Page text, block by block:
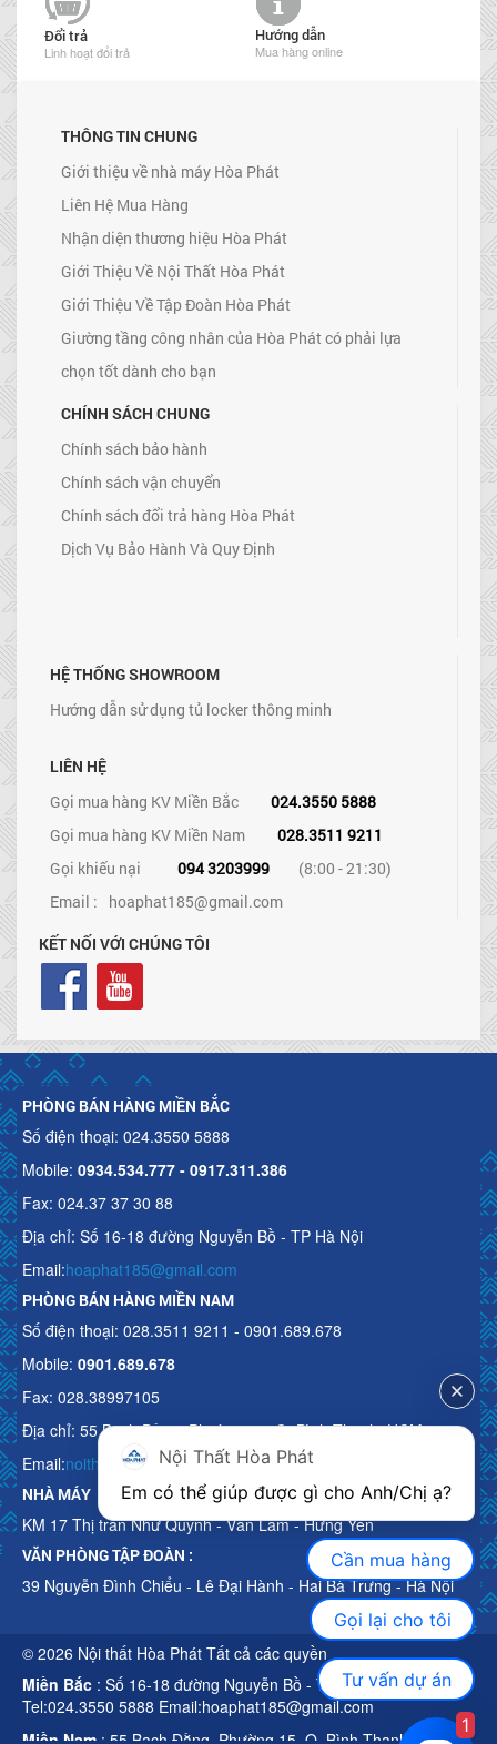
Đổi trả
Linh hoạt đổi trả
Hướng dẫn
Mua hàng online
THÔNG TIN CHUNG
Giới thiệu về nhà máy Hòa Phát
Liên Hệ Mua Hàng
Nhận diện thương hiệu Hòa Phát
Giới Thiệu Về Nội Thất Hòa Phát
Giới Thiệu Về Tập Đoàn Hòa Phát
Giường tầng công nhân của Hòa Phát có phải lựa
chọn tốt dành cho bạn
CHÍNH SÁCH CHUNG
Chính sách bảo hành
Chính sách vận chuyển
Chính sách đổi trả hàng Hòa Phát
Dịch Vụ Bảo Hành Và Quy Định
HỆ THỐNG SHOWROOM
Hướng dẫn sử dụng tủ locker thông minh
LIÊN HỆ
Gọi mua hàng KV Miền Bắc
024.3550 5888
Gọi mua hàng KV Miền Nam
028.3511 9211
Gọi khiếu nại
094 3203999
(8:00 - 21:30)
Email : hoaphat185@gmail.com
KẾT NỐI VỚI CHÚNG TÔI
PHÒNG BÁN HÀNG MIỀN BẮC
Số điện thoại: 024.3550 5888
Mobile: 0934.534.777 - 0917.311.386
Fax: 024.37 37 30 88
Địa chỉ: Số 16-18 đường Nguyễn Bồ - TP Hà Nội
Email:hoaphat185@gmail.com
PHÒNG BÁN HÀNG MIỀN NAM
Số điện thoại: 028.3511 9211 - 0901.689.678
Mobile: 0901.689.678
Fax: 028.38997105
Địa chỉ: 55 Bạch Đằng, Phường 15, Q. Bình Thạnh, HCM
Email:noithathoaphattot@gmail.com
NHÀ MÁY
KM 17 Thị trấn Như Quỳnh - Văn Lâm - Hưng Yên
VĂN PHÒNG TẬP ĐOÀN :
39 Nguyễn Đình Chiểu - Lê Đại Hành - Hai Bà Trưng - Hà Nội
© 2026 Nội thất Hòa Phát Tất cả các quyền
Miền Bắc : Số 16-18 đường Nguyễn Bồ - TP Hà Nội
Tel:024.3550 5888 Email:hoaphat185@gmail.com
Miền Nam : 55 Bạch Đằng, Phường 15, Q. Bình Thạnh, HCM
Nội Thất Hòa Phát
Cần mua hàng
Gọi lại cho tôi
Tư vấn dự án
1